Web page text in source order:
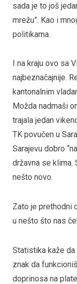
sada je to još
mrežu”. Kao i
politikama.
I na kraju ovo sa
najbeznačajnije.
kantonalnim
Možda nadmaši
trajala jedan
TK povučen u
Sarajevu dobro
državna se klima.
nešto novo.
Zato je prethodni
u nešto što nas
Statistika kaže da
znak da
doprinosa na